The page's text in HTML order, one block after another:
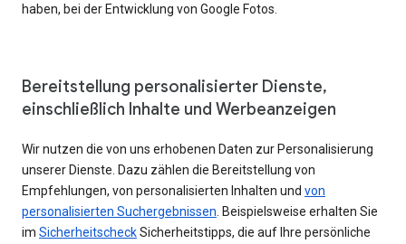
haben, bei der Entwicklung von Google Fotos.
Bereitstellung personalisierter Dienste,
einschließlich Inhalte und Werbeanzeigen
Wir nutzen die von uns erhobenen Daten zur Personalisierung
unserer Dienste. Dazu zählen die Bereitstellung von
Empfehlungen, von personalisierten Inhalten und von
personalisierten Suchergebnissen . Beispielsweise erhalten Sie
im SicherheitscheckSicherheitstipps, die auf Ihre persönliche